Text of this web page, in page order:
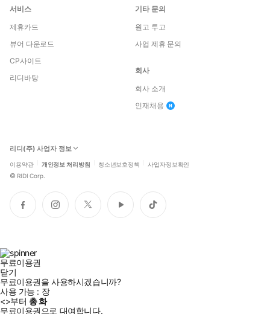
서비스
제휴카드
뷰어 다운로드
CP사이트
리디바탕
기타 문의
원고 투고
사업 제휴 문의
회사
회사 소개
인재채용
리디(주) 사업자 정보
이용약관 개인정보 처리방침 청소년보호정책 사업자정보확인
© RIDI Corp.
페
이
인
스
트
위
유
튜
틱
톡
무료이용권
닫기
무료이용권을 사용하시겠습니까?
사용 가능 : 장
<>부터 총화
무료이용권으로 대여합니다.